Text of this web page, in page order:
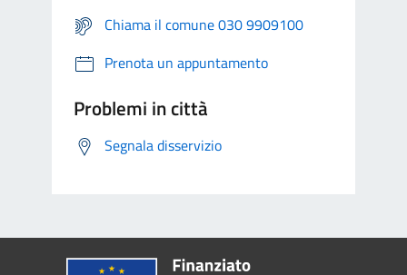
Chiama il comune 030 9909100
Prenota un appuntamento
Problemi in città
Segnala disservizio